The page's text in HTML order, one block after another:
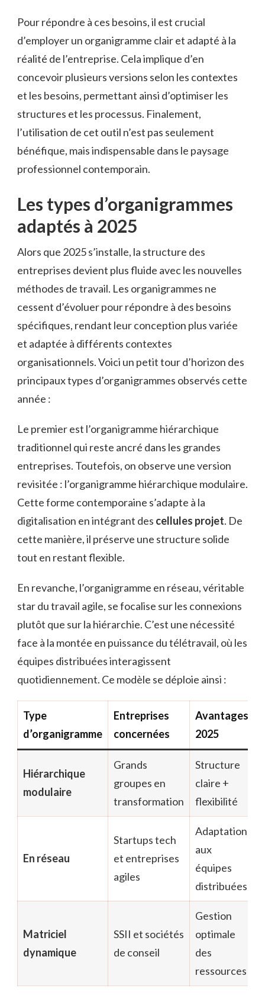
Pour répondre à ces besoins, il est crucial
d’employer un organigramme clair et adapté à la
réalité de l’entreprise. Cela implique d’en
concevoir plusieurs versions selon les contextes
et les besoins, permettant ainsi d’optimiser les
structures et les processus. Finalement,
l’utilisation de cet outil n’est pas seulement
bénéfique, mais indispensable dans le paysage
professionnel contemporain.
Les types d’organigrammes
adaptés à 2025
Alors que 2025 s’installe, la structure des
entreprises devient plus fluide avec les nouvelles
méthodes de travail. Les organigrammes ne
cessent d’évoluer pour répondre à des besoins
spécifiques, rendant leur conception plus variée
et adaptée à différents contextes
organisationnels. Voici un petit tour d’horizon des
principaux types d’organigrammes observés cette
année :
Le premier est l’organigramme hiérarchique
traditionnel qui reste ancré dans les grandes
entreprises. Toutefois, on observe une version
revisitée : l’organigramme hiérarchique modulaire.
Cette forme contemporaine s’adapte à la
digitalisation en intégrant des cellules projet. De
cette manière, il préserve une structure solide
tout en restant flexible.
En revanche, l’organigramme en réseau, véritable
star du travail agile, se focalise sur les connexions
plutôt que sur la hiérarchie. C’est une nécessité
face à la montée en puissance du télétravail, où les
équipes distribuées interagissent
quotidiennement. Ce modèle se déploie ainsi :
Type
d’organigramme
Entreprises
concernées
Avantages
2025
Hiérarchique
modulaire
Grands
groupes en
transformation
Structure
claire +
flexibilité
En réseau
Startups tech
et entreprises
agiles
Adaptation
aux
équipes
distribuées
Matriciel
dynamique
SSII et sociétés
de conseil
Gestion
optimale
des
ressources